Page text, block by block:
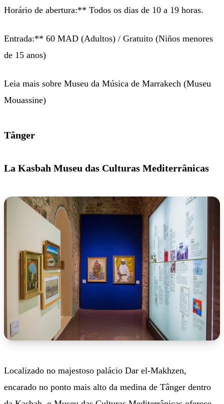
Horário de abertura:** Todos os dias de 10 a 19 horas.
Entrada:** 60 MAD (Adultos) / Gratuito (Niños menores
de 15 anos)
Leia mais sobre Museu da Música de Marrakech (Museu
Mouassine)
Tânger
La Kasbah Museu das Culturas Mediterrânicas
Localizado no majestoso palácio Dar el-Makhzen,
encarado no ponto mais alto da medina de Tânger dentro